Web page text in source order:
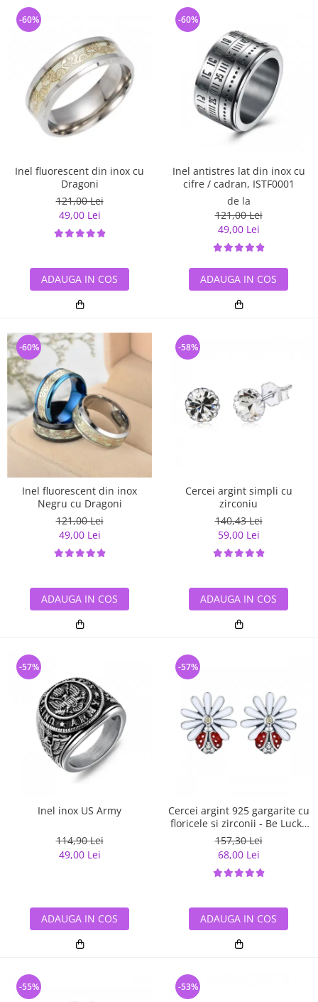
Inel fluorescent din inox cu
Dragoni
121,00 Lei
49,00 Lei
-60%
ADAUGA IN COS
Inel antistres lat din inox cu
cifre / cadran, ISTF0001
de la
121,00 Lei
49,00 Lei
-60%
ADAUGA IN COS
Inel fluorescent din inox
Negru cu Dragoni
121,00 Lei
49,00 Lei
-60%
ADAUGA IN COS
Cercei argint simpli cu
zirconiu
140,43 Lei
59,00 Lei
-58%
ADAUGA IN COS
Inel inox US Army
114,90 Lei
49,00 Lei
-57%
ADAUGA IN COS
Cercei argint 925 gargarite cu
floricele si zirconii - Be Lucky
EST0022
157,30 Lei
68,00 Lei
-57%
ADAUGA IN COS
-55% -53%